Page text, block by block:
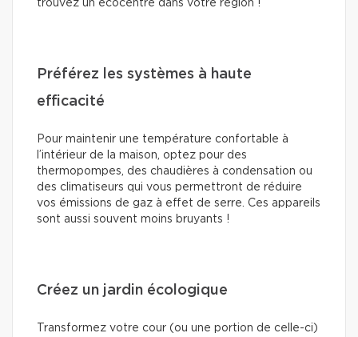
trouvez un écocentre dans votre région !
Préférez les systèmes à haute
efficacité
Pour maintenir une température confortable à
l’intérieur de la maison, optez pour des
thermopompes, des chaudières à condensation ou
des climatiseurs qui vous permettront de réduire
vos émissions de gaz à effet de serre. Ces appareils
sont aussi souvent moins bruyants !
Créez un jardin écologique
Transformez votre cour (ou une portion de celle-ci)